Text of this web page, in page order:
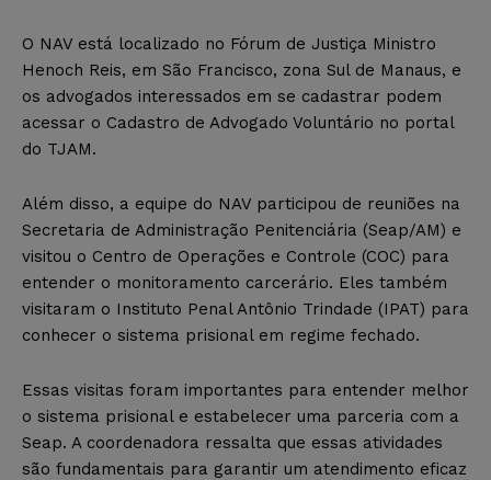
O NAV está localizado no Fórum de Justiça Ministro
Henoch Reis, em São Francisco, zona Sul de Manaus, e
os advogados interessados em se cadastrar podem
acessar o Cadastro de Advogado Voluntário no portal
do TJAM.
Além disso, a equipe do NAV participou de reuniões na
Secretaria de Administração Penitenciária (Seap/AM) e
visitou o Centro de Operações e Controle (COC) para
entender o monitoramento carcerário. Eles também
visitaram o Instituto Penal Antônio Trindade (IPAT) para
conhecer o sistema prisional em regime fechado.
Essas visitas foram importantes para entender melhor
o sistema prisional e estabelecer uma parceria com a
Seap. A coordenadora ressalta que essas atividades
são fundamentais para garantir um atendimento eficaz